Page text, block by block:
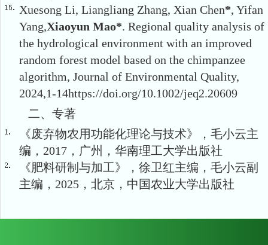
Xuesong Li, Liangliang Zhang, Xian Chen*, Yifan
Yang,Xiaoyun Mao*. Regional quality analysis of
the hydrological environment with an improved
random forest model based on the chimpanzee
algorithm, Journal of Environmental Quality,
2024,1-14https://doi.org/10.1002/jeq2.20609
二、专著
《废弃物农用功能化理论与技术》，毛小云主
编，2017，广州，华南理工大学出版社
《肥料研制与加工》，徐卫红主编，毛小云副
主编，2025，北京，中国农业大学出版社